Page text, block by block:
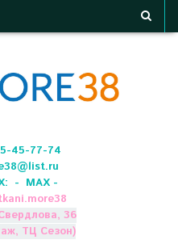
45-77-74
- МАХ -
36
ТЦ Сезон)